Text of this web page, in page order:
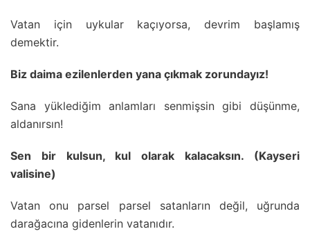
Vatan için uykular kaçıyorsa, devrim başlamış
demektir.
Biz daima ezilenlerden yana çıkmak zorundayız!
Sana yüklediğim anlamları senmişsin gibi düşünme,
aldanırsın!
Sen bir kulsun, kul olarak kalacaksın. (Kayseri
valisine)
Vatan onu parsel parsel satanların değil, uğrunda
darağacına gidenlerin vatanıdır.